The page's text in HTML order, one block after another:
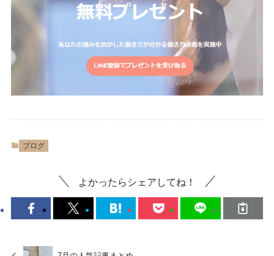
ブログ
よかったらシェアしてね！